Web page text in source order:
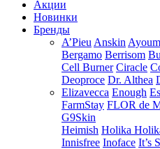
Акции
Новинки
Бренды
A’Pieu Anskin
Bergamo Berrisom
Cell Burner Ciracle
Deoproce Dr. Althea
Elizavecca Enough
FarmStay FLOR de
G9Skin
Heimish Holika
Innisfree Inoface It’s